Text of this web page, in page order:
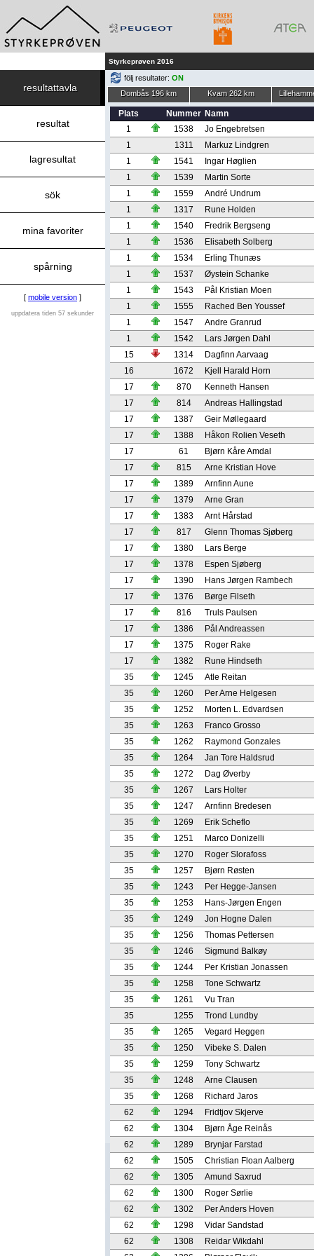
Styrkeprøven 2016
resultattavla
resultat
lagresultat
sök
mina favoriter
spårning
[ mobile version ]
uppdatera tiden 57 sekunder
följ resultater: ON
Dombås 196 km
Kvam 262 km
Plats Nummer Namn
1
1538
Jo Engebretsen
1
1311
Markuz Lindgren
1
1541
Ingar Høglien
1
1539
Martin Sorte
1
1559
André Undrum
1
1317
Rune Holden
1
1540
Fredrik Bergseng
1
1536
Elisabeth Solberg
1
1534
Erling Thunæs
1
1537
Øystein Schanke
1
1543
Pål Kristian Moen
1
1555
Rached Ben Youssef
1
1547
Andre Granrud
1
1542
Lars Jørgen Dahl
15
1314
Dagfinn Aarvaag
16
1672
Kjell Harald Horn
17
870
Kenneth Hansen
17
814
Andreas Hallingstad
17
1387
Geir Møllegaard
17
1388
Håkon Rolien Veseth
17
61
Bjørn Kåre Amdal
17
815
Arne Kristian Hove
17
1389
Arnfinn Aune
17
1379
Arne Gran
17
1383
Arnt Hårstad
17
817
Glenn Thomas Sjøberg
17
1380
Lars Berge
17
1378
Espen Sjøberg
17
1390
Hans Jørgen Rambech
17
1376
Børge Filseth
17
816
Truls Paulsen
17
1386
Pål Andreassen
17
1375
Roger Rake
17
1382
Rune Hindseth
35
1245
Atle Reitan
35
1260
Per Arne Helgesen
35
1252
Morten L. Edvardsen
35
1263
Franco Grosso
35
1262
Raymond Gonzales
35
1264
Jan Tore Haldsrud
35
1272
Dag Øverby
35
1267
Lars Holter
35
1247
Arnfinn Bredesen
35
1269
Erik Scheflo
35
1251
Marco Donizelli
35
1270
Roger Slorafoss
35
1257
Bjørn Røsten
35
1243
Per Hegge-Jansen
35
1253
Hans-Jørgen Engen
35
1249
Jon Hogne Dalen
35
1256
Thomas Pettersen
35
1246
Sigmund Balkøy
35
1244
Per Kristian Jonassen
35
1258
Tone Schwartz
35
1261
Vu Tran
35
1255
Trond Lundby
35
1265
Vegard Heggen
35
1250
Vibeke S. Dalen
35
1259
Tony Schwartz
35
1248
Arne Clausen
35
1268
Richard Jaros
62
1294
Fridtjov Skjerve
62
1304
Bjørn Åge Reinås
62
1289
Brynjar Farstad
62
1505
Christian Floan Aalberg
62
1305
Amund Saxrud
62
1300
Roger Sørlie
62
1302
Per Anders Hoven
62
1298
Vidar Sandstad
62
1308
Reidar Wikdahl